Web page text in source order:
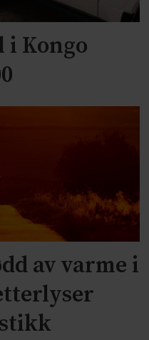
i Kongo
av varme i